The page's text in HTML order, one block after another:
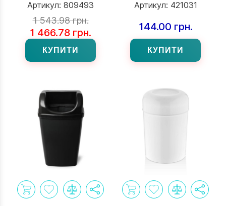
Артикул: 809493
1 543.98 грн.
1 466.78 грн.
КУПИТИ
Rulopak
Артикул: 421031
144.00 грн.
КУПИТИ